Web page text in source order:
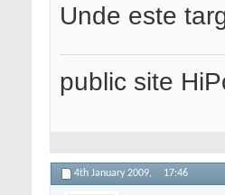
Unde este
public site
4th January 2009, 17:46